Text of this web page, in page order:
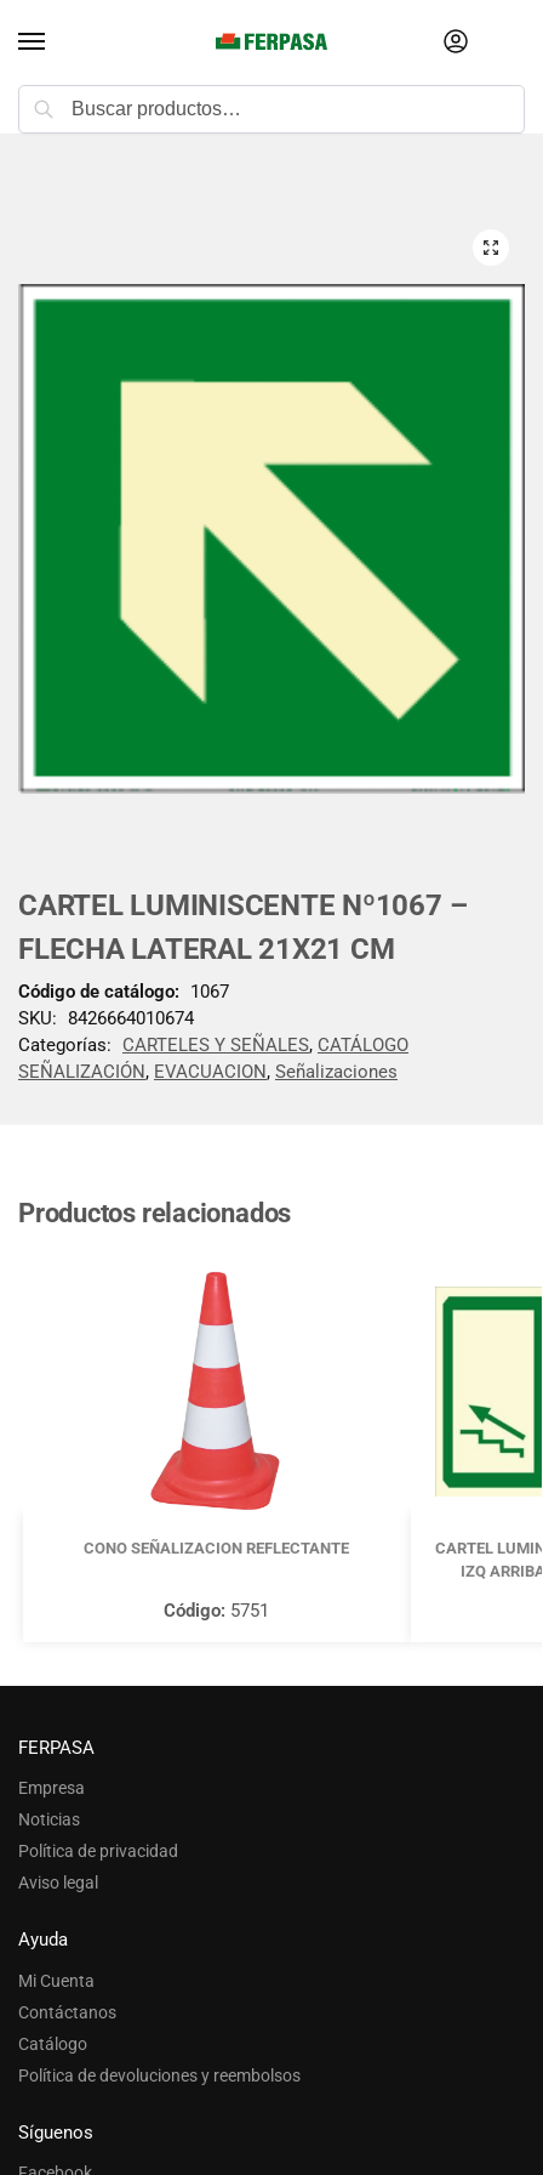
CARTEL LUMINISCENTE Nº1067 –
FLECHA LATERAL 21X21 CM
Código de catálogo:
1067
SKU: 8426664010674
Categorías:
CARTELES Y SEÑALES, CATÁLOGO
SEÑALIZACIÓN, EVACUACION, Señalizaciones
Productos relacionados
CONO SEÑALIZACION REFLECTANTE
Código: 5751
CARTEL
IZQ
FERPASA
Empresa
Noticias
Política de privacidad
Aviso legal
Ayuda
Mi Cuenta
Contáctanos
Catálogo
Política de devoluciones y reembolsos
Síguenos